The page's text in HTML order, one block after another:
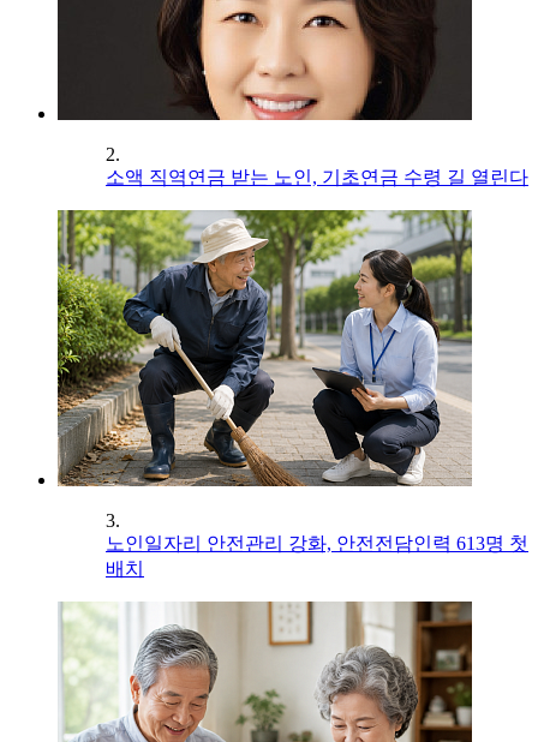
2.
소액 직역연금 받는 노인, 기초연금 수령 길 열린다
3.
노인일자리 안전관리 강화, 안전전담인력 613명 첫
배치